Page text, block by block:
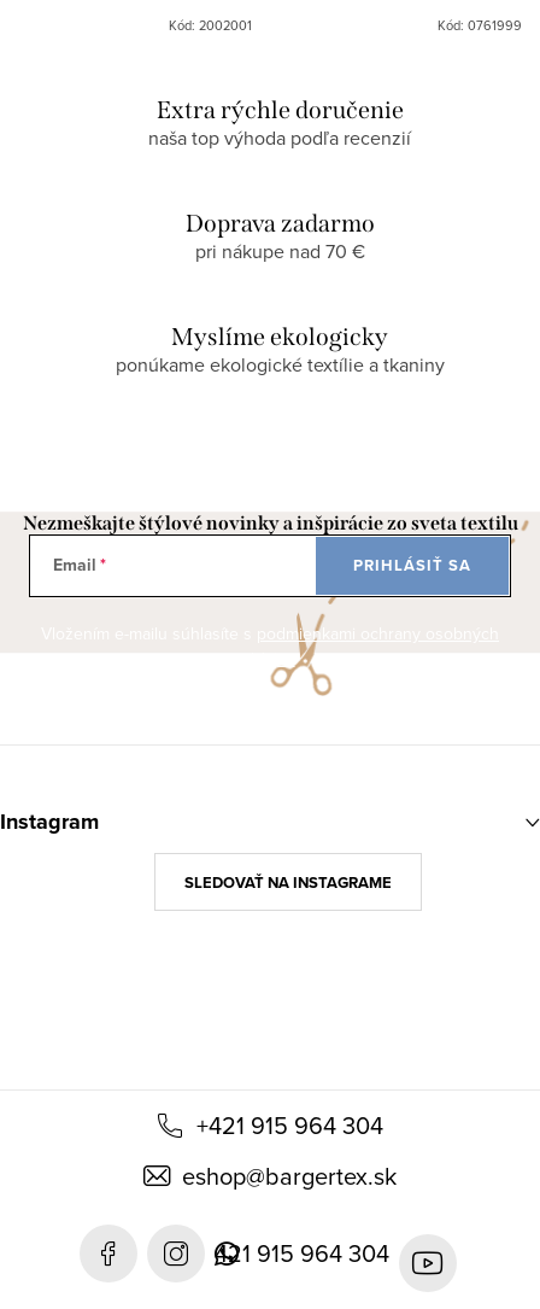
Kód: 2002001 Kód: 0761999
Extra rýchle doručenie
naša top výhoda podľa recenzií
Doprava zadarmo
pri nákupe nad 70 €
Myslíme ekologicky
ponúkame ekologické textílie a tkaniny
Nezmeškajte štýlové novinky a inšpirácie zo sveta textilu
Email
podmienkami ochrany osobných
údajov
PRIHLÁSIŤ SA
á
+421 915 964 304
eshop@bargertex.sk
421 915 964 304
Instagram
SLEDOVAŤ NA INSTAGRAME